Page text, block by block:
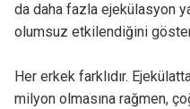
da daha fazla ejekülasyon
olumsuz etkilendiğini
Her erkek farklıdır.
milyon olmasına rağmen,